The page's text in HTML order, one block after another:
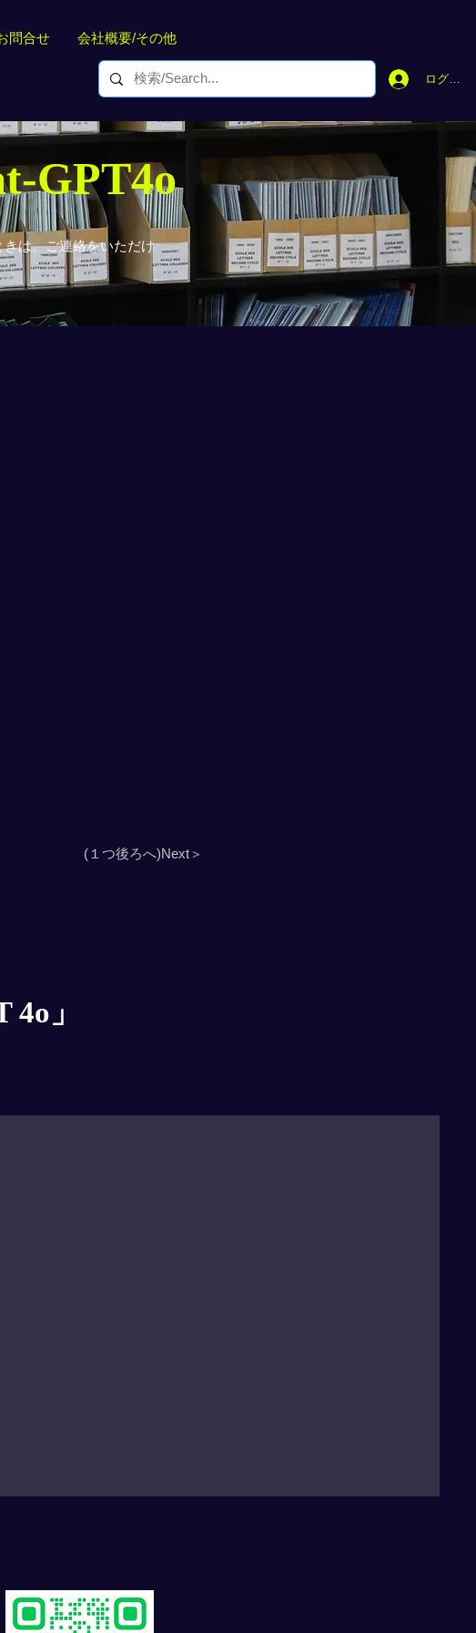
問合せ 会社概要/その他
ログイン
GPT4o
は、ご連絡をいただけ
(１つ後ろへ)Next＞
」